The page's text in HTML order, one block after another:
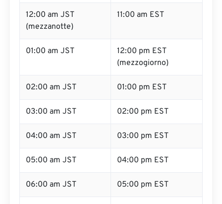
12:00 am JST
(mezzanotte)
11:00 am EST
01:00 am JST
12:00 pm EST
(mezzogiorno)
02:00 am JST 01:00 pm EST
03:00 am JST 02:00 pm EST
04:00 am JST 03:00 pm EST
05:00 am JST 04:00 pm EST
06:00 am JST 05:00 pm EST